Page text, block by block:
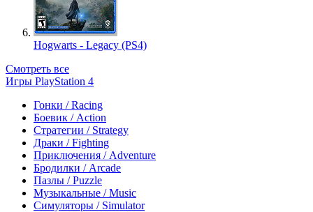
Hogwarts - Legacy (PS4)
Смотреть все
Игры PlayStation 4
Гонки / Racing
Боевик / Action
Стратегии / Strategy
Драки / Fighting
Приключения / Adventure
Бродилки / Arcade
Пазлы / Puzzle
Музыкальные / Music
Симуляторы / Simulator